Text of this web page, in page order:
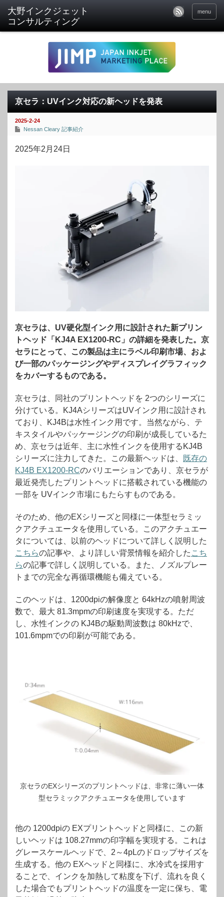
menu
京セラ：UVインク対応の新ヘッドを発表
2025-2-24
Nessan Cleary 記事紹介
2025年2月24日
京セラは、UV硬化型インク用に設計された新プリン
トヘッド「KJ4A EX1200-RC」の詳細を発表した。京
セラにとって、この製品は主にラベル印刷市場、およ
び一部のパッケージングやディスプレイグラフィック
をカバーするものである。
京セラは、同社のプリントヘッドを 2つのシリーズに
分けている。KJ4AシリーズはUVインク用に設計され
ており、KJ4Bは水性インク用です。当然ながら、テ
キスタイルやパッケージングの印刷が成長しているた
め、京セラは近年、主に水性インクを使用するKJ4B
シリーズに注力してきた。この最新ヘッドは、
既存の
KJ4B EX1200-RCのバリエーションであり、京セラが
最近発売したプリントヘッドに搭載されている機能の
一部を UVインク市場にもたらすものである。
そのため、他のEXシリーズと同様に一体型セラミッ
クアクチュエータを使用している。このアクチュエー
タについては、以前のヘッドについて詳しく説明した
こちらの記事や、より詳しい背景情報を紹介した こち
らの記事で詳しく説明している。また、ノズルプレー
トまでの完全な再循環機能も備えている。
このヘッドは、1200dpiの解像度と 64kHzの噴射周波
数で、最大 81.3mpmの印刷速度を実現する。ただ
し、水性インクの KJ4Bの駆動周波数は 80kHzで、
101.6mpmでの印刷が可能である。
京セラのEXシリーズのプリントヘッドは、非常に薄い一体
型セラミックアクチュエータを使用しています
他の 1200dpiの EXプリントヘッドと同様に、この新
しいヘッドは 108.27mmの印字幅を実現する。これは
グレースケールヘッドで、2～4pLのドロップサイズを
生成する。他の EXヘッドと同様に、水冷式を採用す
ることで、インクを加熱して粘度を下げ、流れを良く
した場合でもプリントヘッドの温度を一定に保ち、電